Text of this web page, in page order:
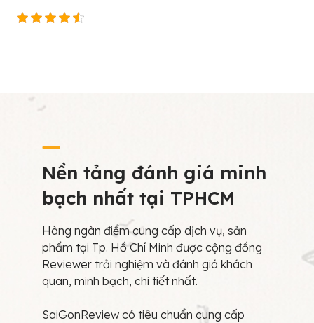
Nền tảng đánh giá minh
bạch nhất tại TPHCM
Hàng ngàn điểm cung cấp dịch vụ, sản
phẩm tại Tp. Hồ Chí Minh được cộng đồng
Reviewer trải nghiệm và đánh giá khách
quan, minh bạch, chi tiết nhất.
SaiGonReview có tiêu chuẩn cung cấp